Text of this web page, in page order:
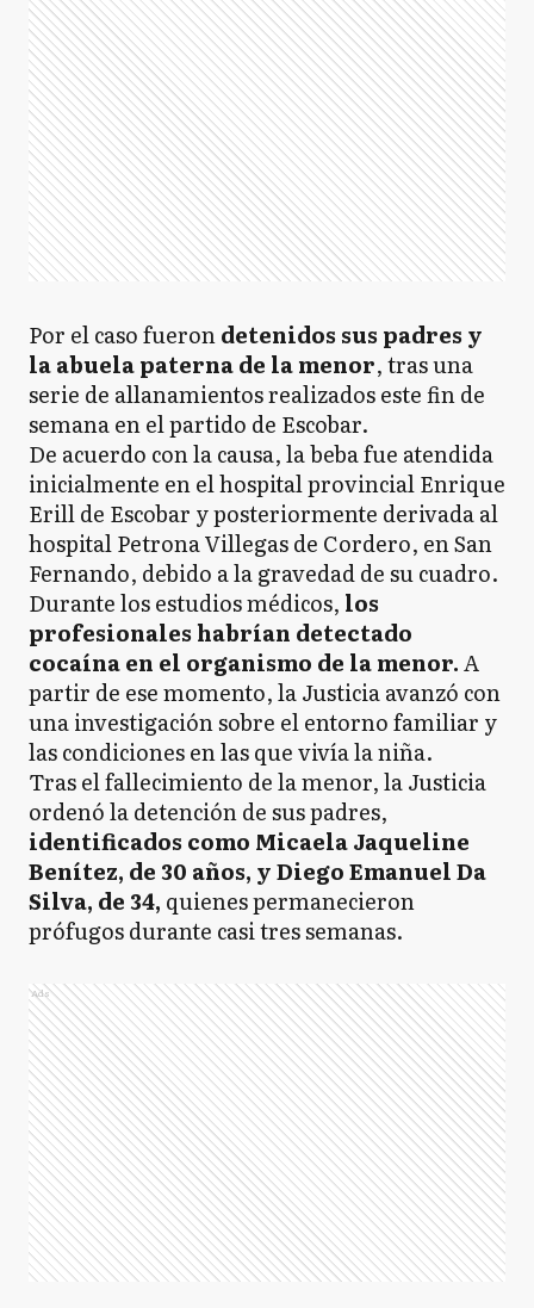
Por el caso fuerondetenidos sus padres y
la abuela paterna de la menor, tras una
serie de allanamientos realizados este fin de
semana en el partido de Escobar.
De acuerdo con la causa, la beba fue atendida
inicialmente en el hospital provincial Enrique
Erill de Escobar y posteriormente derivada al
hospital Petrona Villegas de Cordero, en San
Fernando, debido a la gravedad de su cuadro.
Durante los estudios médicos, los
profesionales habrían detectado
cocaína en el organismo de la menor.A
partir de ese momento, la Justicia avanzó con
una investigación sobre el entorno familiar y
las condiciones en las que vivía la niña.
Tras el fallecimiento de la menor, la Justicia
ordenó la detención de sus padres,
identificados como Micaela Jaqueline
Benítez, de 30 años, y Diego Emanuel Da
Silva, de 34, quienes permanecieron
prófugos durante casi tres semanas.
Ads